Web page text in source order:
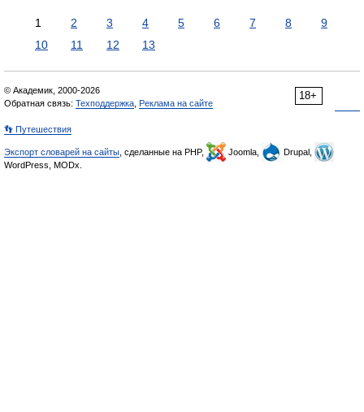
1 2 3 4 5 6 7 8
9
10
11 12 13
18+
© Академик, 2000-2026
Обратная связь: Техподдержка Реклама на сайте
👣 Путешествия
Экспорт словарей на сайты , сделанные на PHP, Joomla,
Drupal,
WordPress, MODx.